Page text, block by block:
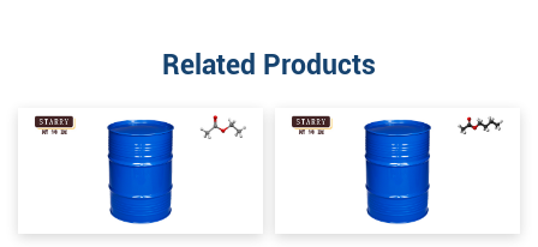
Related Products